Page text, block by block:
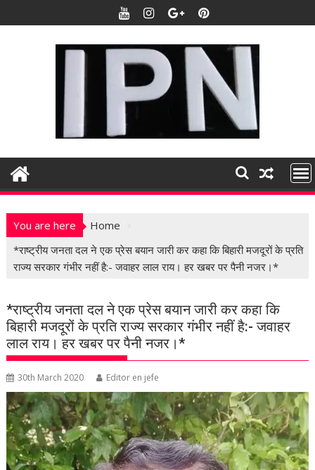
k
t
n
You are here
Home
*राष्ट्रीय जनता दल ने एक प्रेस बयान जारी कर कहा कि बिहारी मजदूरों के प्रति
राज्य सरकार गंभीर नहीं है:- जवाहर लाल राय। हर खबर पर पैनी नजर।*
*राष्ट्रीय जनता दल ने एक प्रेस बयान जारी कर कहा कि
बिहारी मजदूरों के प्रति राज्य सरकार गंभीर नहीं है:- जवाहर
लाल राय। हर खबर पर पैनी नजर।*
30th March 2020 Editor en jefe